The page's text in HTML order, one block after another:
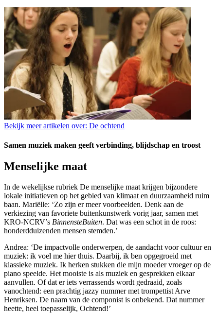
Bekijk meer artikelen over: De ochtend
Samen muziek maken geeft verbinding, blijdschap en troost
Menselijke maat
In de wekelijkse rubriek De menselijke maat krijgen bijzondere
lokale initiatieven op het gebied van klimaat en duurzaamheid ruim
baan. Mariëlle: ‘Zo zijn er meer voorbeelden. Denk aan de
verkiezing van favoriete buitenkunstwerk vorig jaar, samen met
KRO-NCRV’s BinnensteBuiten. Dat was een schot in de roos:
honderdduizenden mensen stemden.’
Andrea: ‘De impactvolle onderwerpen, de aandacht voor cultuur en
muziek: ik voel me hier thuis. Daarbij, ik ben opgegroeid met
klassieke muziek. Ik herken stukken die mijn moeder vroeger op de
piano speelde. Het mooiste is als muziek en gesprekken elkaar
aanvullen. Of dat er iets verrassends wordt gedraaid, zoals
vanochtend: een prachtig jazzy nummer met trompettist Arve
Henriksen. De naam van de componist is onbekend. Dat nummer
heette, heel toepasselijk, Ochtend!’